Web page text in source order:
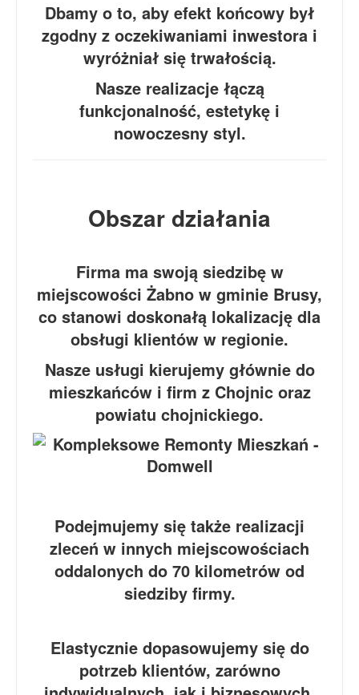
Dbamy o to, aby efekt końcowy był
zgodny z oczekiwaniami inwestora i
wyróżniał się trwałością.
Nasze realizacje łączą
funkcjonalność, estetykę i
nowoczesny styl.
Obszar działania
Firma ma swoją siedzibę w
miejscowości Żabno w gminie Brusy,
co stanowi doskonałą lokalizację dla
obsługi klientów w regionie.
Nasze usługi kierujemy głównie do
mieszkańców i firm z Chojnic oraz
powiatu chojnickiego.
Podejmujemy się także realizacji
zleceń w innych miejscowościach
oddalonych do 70 kilometrów od
siedziby firmy.
Elastycznie dopasowujemy się do
potrzeb klientów, zarówno